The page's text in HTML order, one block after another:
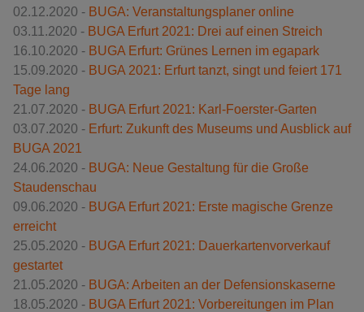
02.12.2020 - BUGA: Veranstaltungsplaner online
03.11.2020 - BUGA Erfurt 2021: Drei auf einen Streich
16.10.2020 - BUGA Erfurt: Grünes Lernen im egapark
15.09.2020 - BUGA 2021: Erfurt tanzt, singt und feiert 171
Tage lang
21.07.2020 - BUGA Erfurt 2021: Karl-Foerster-Garten
03.07.2020 - Erfurt: Zukunft des Museums und Ausblick auf
BUGA 2021
24.06.2020 - BUGA: Neue Gestaltung für die Große
Staudenschau
09.06.2020 - BUGA Erfurt 2021: Erste magische Grenze
erreicht
25.05.2020 - BUGA Erfurt 2021: Dauerkartenvorverkauf
gestartet
21.05.2020 - BUGA: Arbeiten an der Defensionskaserne
18.05.2020 - BUGA Erfurt 2021: Vorbereitungen im Plan